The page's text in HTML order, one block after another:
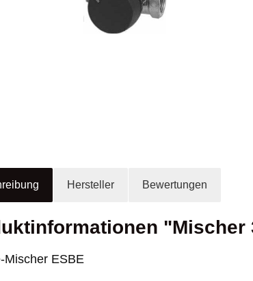
Hersteller Bewertungen
"Mischer
Mischer ESBE